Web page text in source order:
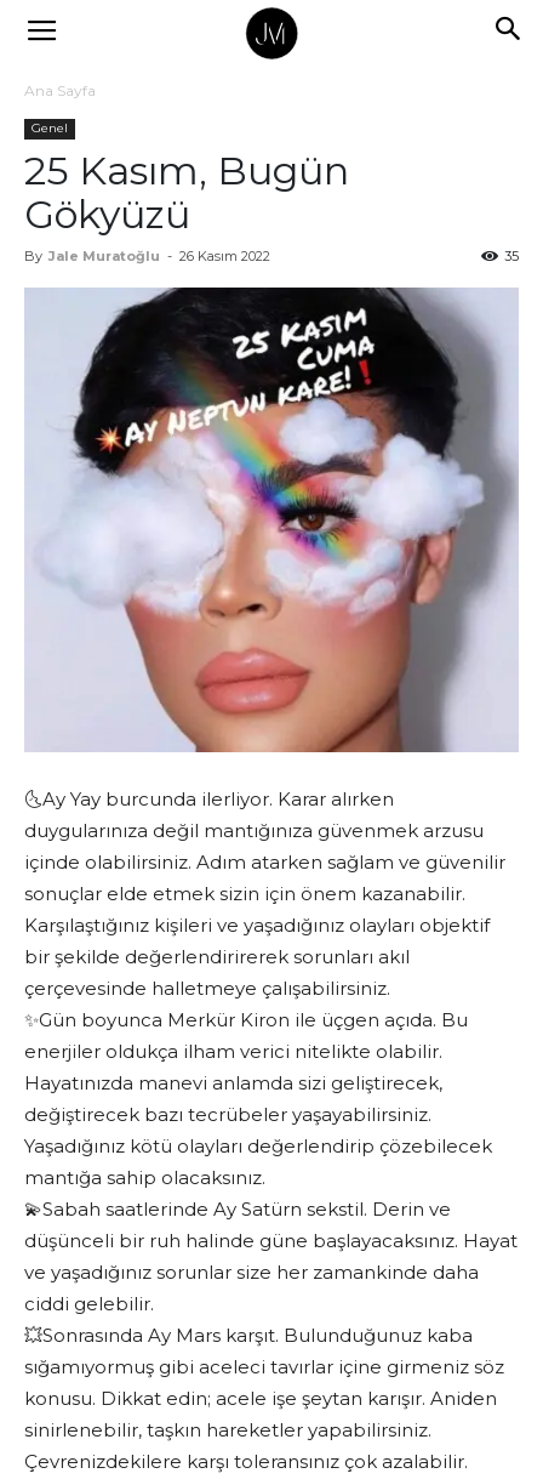
Ana Sayfa
Genel
25 Kasım, Bugün
Gökyüzü
By Jale Muratoğlu - 26 Kasım 2022 35
🌜Ay Yay burcunda ilerliyor. Karar alırken
duygularınıza değil mantığınıza güvenmek arzusu
içinde olabilirsiniz. Adım atarken sağlam ve güvenilir
sonuçlar elde etmek sizin için önem kazanabilir.
Karşılaştığınız kişileri ve yaşadığınız olayları objektif
bir şekilde değerlendirirerek sorunları akıl
çerçevesinde halletmeye çalışabilirsiniz.
✨Gün boyunca Merkür Kiron ile üçgen açıda. Bu
enerjiler oldukça ilham verici nitelikte olabilir.
Hayatınızda manevi anlamda sizi geliştirecek,
değiştirecek bazı tecrübeler yaşayabilirsiniz.
Yaşadığınız kötü olayları değerlendirip çözebilecek
mantığa sahip olacaksınız.
💫Sabah saatlerinde Ay Satürn sekstil. Derin ve
düşünceli bir ruh halinde güne başlayacaksınız. Hayat
ve yaşadığınız sorunlar size her zamankinde daha
ciddi gelebilir.
💥Sonrasında Ay Mars karşıt. Bulunduğunuz kaba
sığamıyormuş gibi aceleci tavırlar içine girmeniz söz
konusu. Dikkat edin; acele işe şeytan karışır. Aniden
sinirlenebilir, taşkın hareketler yapabilirsiniz.
Çevrenizdekilere karşı toleransınız çok azalabilir.